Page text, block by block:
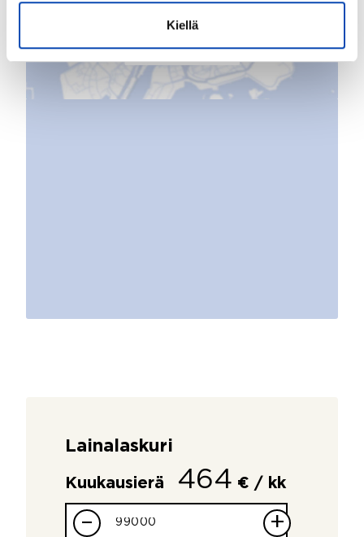
Kiellä
Lainalaskuri
Kuukausierä 464 € / kk
– +